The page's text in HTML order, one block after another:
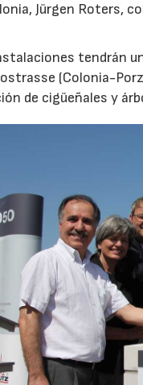
Jürgen Roters,
tendrán
(Colonia-
de cigüeñales y